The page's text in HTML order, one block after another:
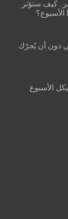
كيف ستؤثر
الأسبوع؟
دون أن يُحرّك
الأسبوع